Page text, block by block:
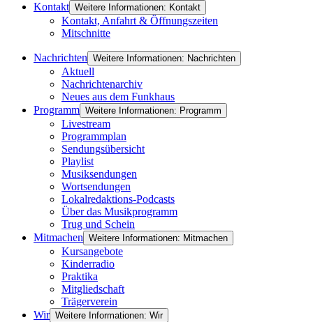
Kontakt Weitere Informationen: Kontakt
Kontakt, Anfahrt & Öffnungszeiten
Mitschnitte
Nachrichten Weitere Informationen: Nachrichten
Aktuell
Nachrichtenarchiv
Neues aus dem Funkhaus
Programm Weitere Informationen: Programm
Livestream
Programmplan
Sendungsübersicht
Playlist
Musiksendungen
Wortsendungen
Lokalredaktions-Podcasts
Über das Musikprogramm
Trug und Schein
Mitmachen Weitere Informationen: Mitmachen
Kursangebote
Kinderradio
Praktika
Mitgliedschaft
Trägerverein
Wir Weitere Informationen: Wir